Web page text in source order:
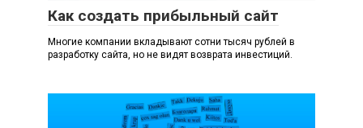
Как создать прибыльный сайт
Многие компании вкладывают сотни тысяч рублей в
разработку сайта, но не видят возврата инвестиций.